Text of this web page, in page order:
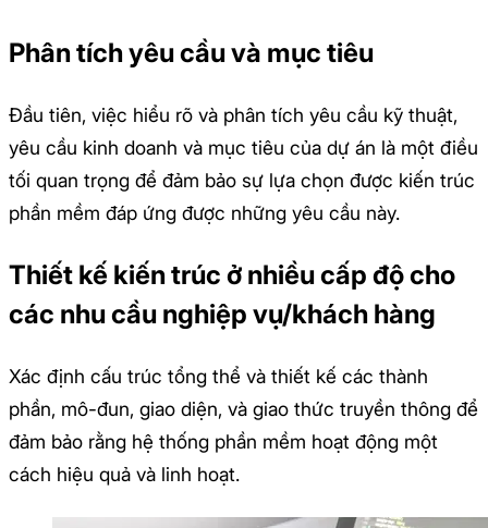
Phân tích yêu cầu và mục tiêu
Đầu tiên, việc hiểu rõ và phân tích yêu cầu kỹ thuật,
yêu cầu kinh doanh và mục tiêu của dự án là một điều
tối quan trọng để đảm bảo sự lựa chọn được kiến trúc
phần mềm đáp ứng được những yêu cầu này.
Thiết kế kiến trúc ở nhiều cấp độ cho
các nhu cầu nghiệp vụ/khách hàng
Xác định cấu trúc tổng thể và thiết kế các thành
phần, mô-đun, giao diện, và giao thức truyền thông để
đảm bảo rằng hệ thống phần mềm hoạt động một
cách hiệu quả và linh hoạt.